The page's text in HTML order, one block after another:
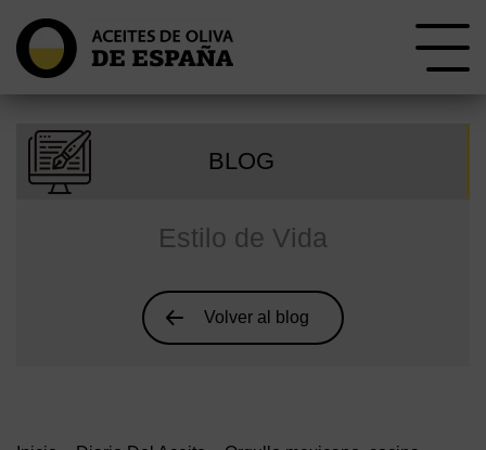
BLOG
Estilo de Vida
Volver al blog